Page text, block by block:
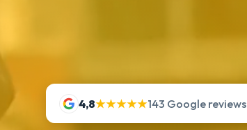
4,8★★★★★143 Google reviews